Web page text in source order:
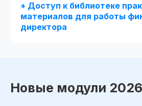
+ Доступ к библиотеке
материалов для работы
директора
Новые модули 2026